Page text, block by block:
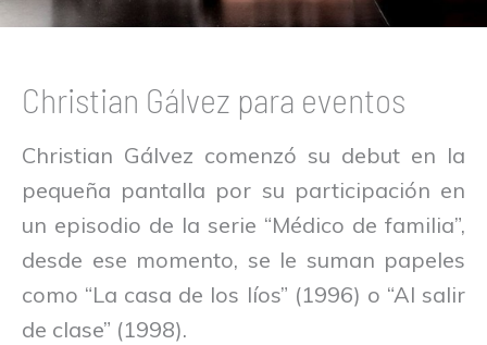
Christian Gálvez para eventos
Christian Gálvez comenzó su debut en la
pequeña pantalla por su participación en
un episodio de la serie “Médico de familia”,
desde ese momento, se le suman papeles
como “La casa de los líos” (1996) o “Al salir
de clase” (1998).